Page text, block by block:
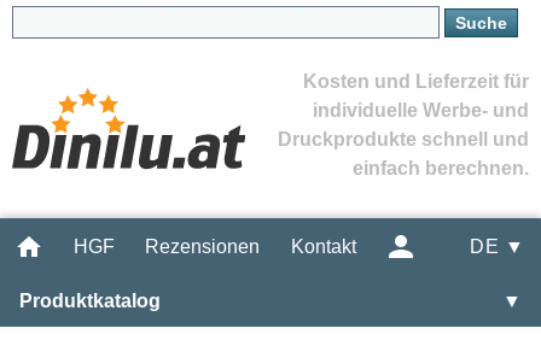
Kosten und Lieferzeit für
individuelle Werbe- und
Druckprodukte schnell und
einfach berechnen.
HGF Rezensionen Kontakt DE ▼
Produktkatalog ▼